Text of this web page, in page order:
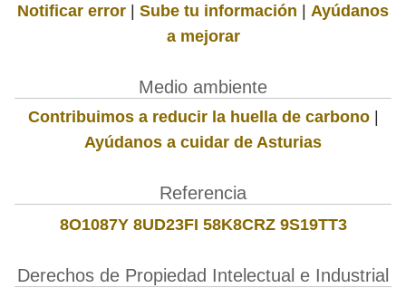
Notificar error | Sube tu información | Ayúdanos
a mejorar
Medio ambiente
Contribuimos a reducir la huella de carbono|
Ayúdanos a cuidar de Asturias
Referencia
8O1087Y 8UD23FI 58K8CRZ 9S19TT3
Derechos de Propiedad Intelectual e Industrial